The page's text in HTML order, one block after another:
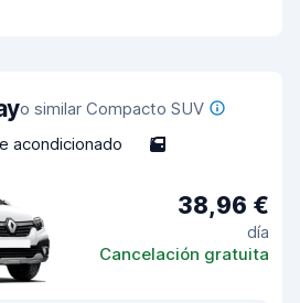
o similar Compacto SUV
acondicionado 5
38,96 €
día
Cancelación gratuita